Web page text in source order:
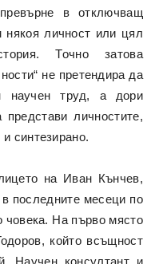
в отключващ
личност или цял
Точно затова
не претендира да
научен труд, а дори
личностите,
синтезирано.
на Иван Кънчев,
последните месеци по
човека. На първо място
който всъщност